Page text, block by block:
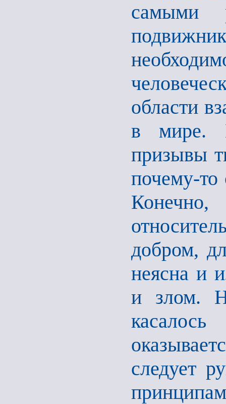
самыми
области
в мире.
призывы
почему-то
добром,
неясна и
и злом.
следует